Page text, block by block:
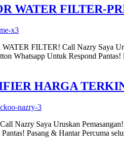
WATER FILTER-
FILTER! Call Nazry Saya
Whatsapp Untuk Respond
HARGA
Nazry Saya Uruskan
Pasang & Hantar Percuma